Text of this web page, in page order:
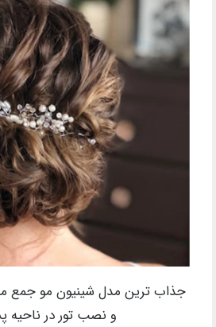
جذاب ترین مدل شینیون مو
و نصب تور در